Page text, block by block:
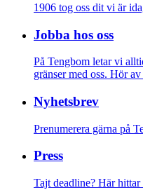
1906 tog oss dit vi är
Jobba hos oss
På Tengbom letar vi
gränser med oss. Hör
Nyhetsbrev
Prenumerera gärna på
Press
Tajt deadline? Här